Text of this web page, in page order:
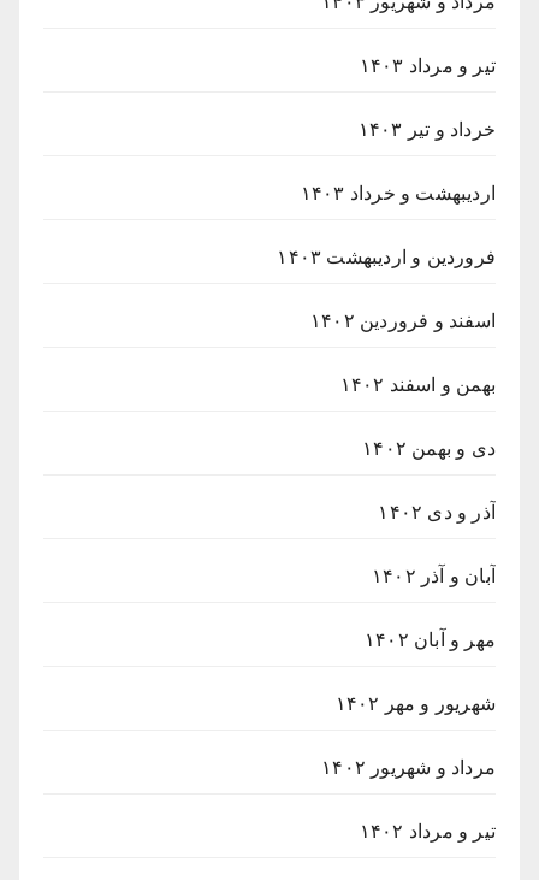
تیر و مرداد ۱۴۰۳
خرداد و تیر ۱۴۰۳
اردیبهشت و خرداد ۱۴۰۳
فروردین و اردیبهشت ۱۴۰۳
اسفند و فروردین ۱۴۰۲
بهمن و اسفند ۱۴۰۲
دی و بهمن ۱۴۰۲
آذر و دی ۱۴۰۲
آبان و آذر ۱۴۰۲
مهر و آبان ۱۴۰۲
شهریور و مهر ۱۴۰۲
مرداد و شهریور ۱۴۰۲
تیر و مرداد ۱۴۰۲